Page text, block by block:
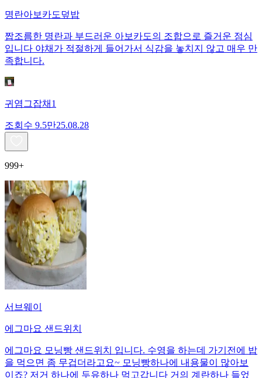
명란아보카도덮밥
짭조름한 명란과 부드러운 아보카도의 조합으로 즐거운 점심
입니다 야채가 적절하게 들어가서 식감을 놓치지 않고 매우 만
족합니다.
귀염그잡채1
조회수 9.5만25.08.28
999+
서브웨이
에그마요 샌드위치
에그마요 모닝빵 샌드위치 입니다. 수영을 하는데 가기전에 밥
을 먹으면 좀 무겁더라고요~ 모닝빵하나에 내용물이 많아보
이죠? 저거 하나에 두유하나 먹고갑니다 거의 계란하나 들었